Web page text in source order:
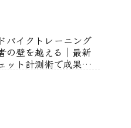
バイクトレーニング
の壁を越える｜最新
ット計測術で成果を